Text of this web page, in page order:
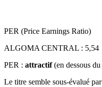
PER (Price Earnings Ratio)
ALGOMA CENTRAL : 5,54
PER : attractif (en dessous
Le titre semble sous-évalué